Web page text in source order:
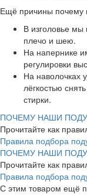
Ещё причины
В изголовье мы
плечо и шею.
На напернике
регулировки
На наволочках
лёгкостью
стирки.
ПОЧЕМУ НАШИ
Прочитайте как
Правила подбора
ПОЧЕМУ НАШИ
Прочитайте как
Правила подбора
С этим товаром ещё